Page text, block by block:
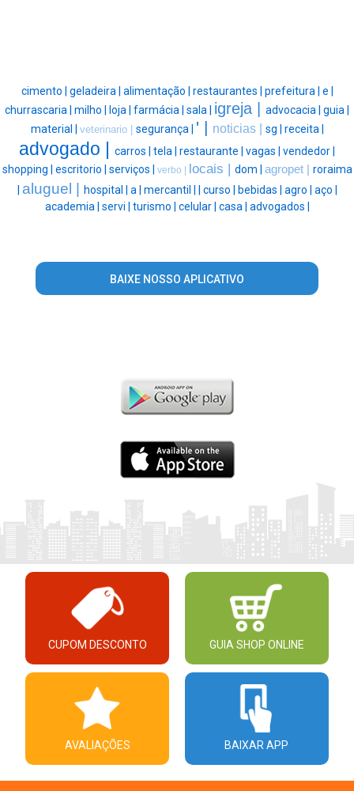
cimento | geladeira | alimentação | restaurantes | prefeitura | e |
churrascaria | milho | loja | farmácia | sala | igreja | advocacia | guia |
material | veterinario | segurança | ' | noticias | sg | receita |
advogado | carros | tela | restaurante | vagas | vendedor |
shopping | escritorio | serviços | verbo | locais | dom | agropet | roraima
| aluguel | hospital | a | mercantil | | curso | bebidas | agro | aço |
academia | servi | turismo | celular | casa | advogados |
BAIXE NOSSO APLICATIVO
CUPOM DESCONTO GUIA SHOP ONLINE
AVALIAÇÕES BAIXAR APP